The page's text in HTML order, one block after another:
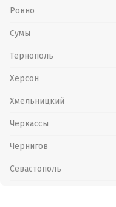
Ровно
Сумы
Тернополь
Херсон
Хмельницкий
Черкассы
Чернигов
Севастополь